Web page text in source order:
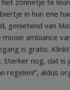
zonnetje te
in hun ene
genietend van
ambiance
is gratis.
Sterker nog, dat is
regelen!”, aldus